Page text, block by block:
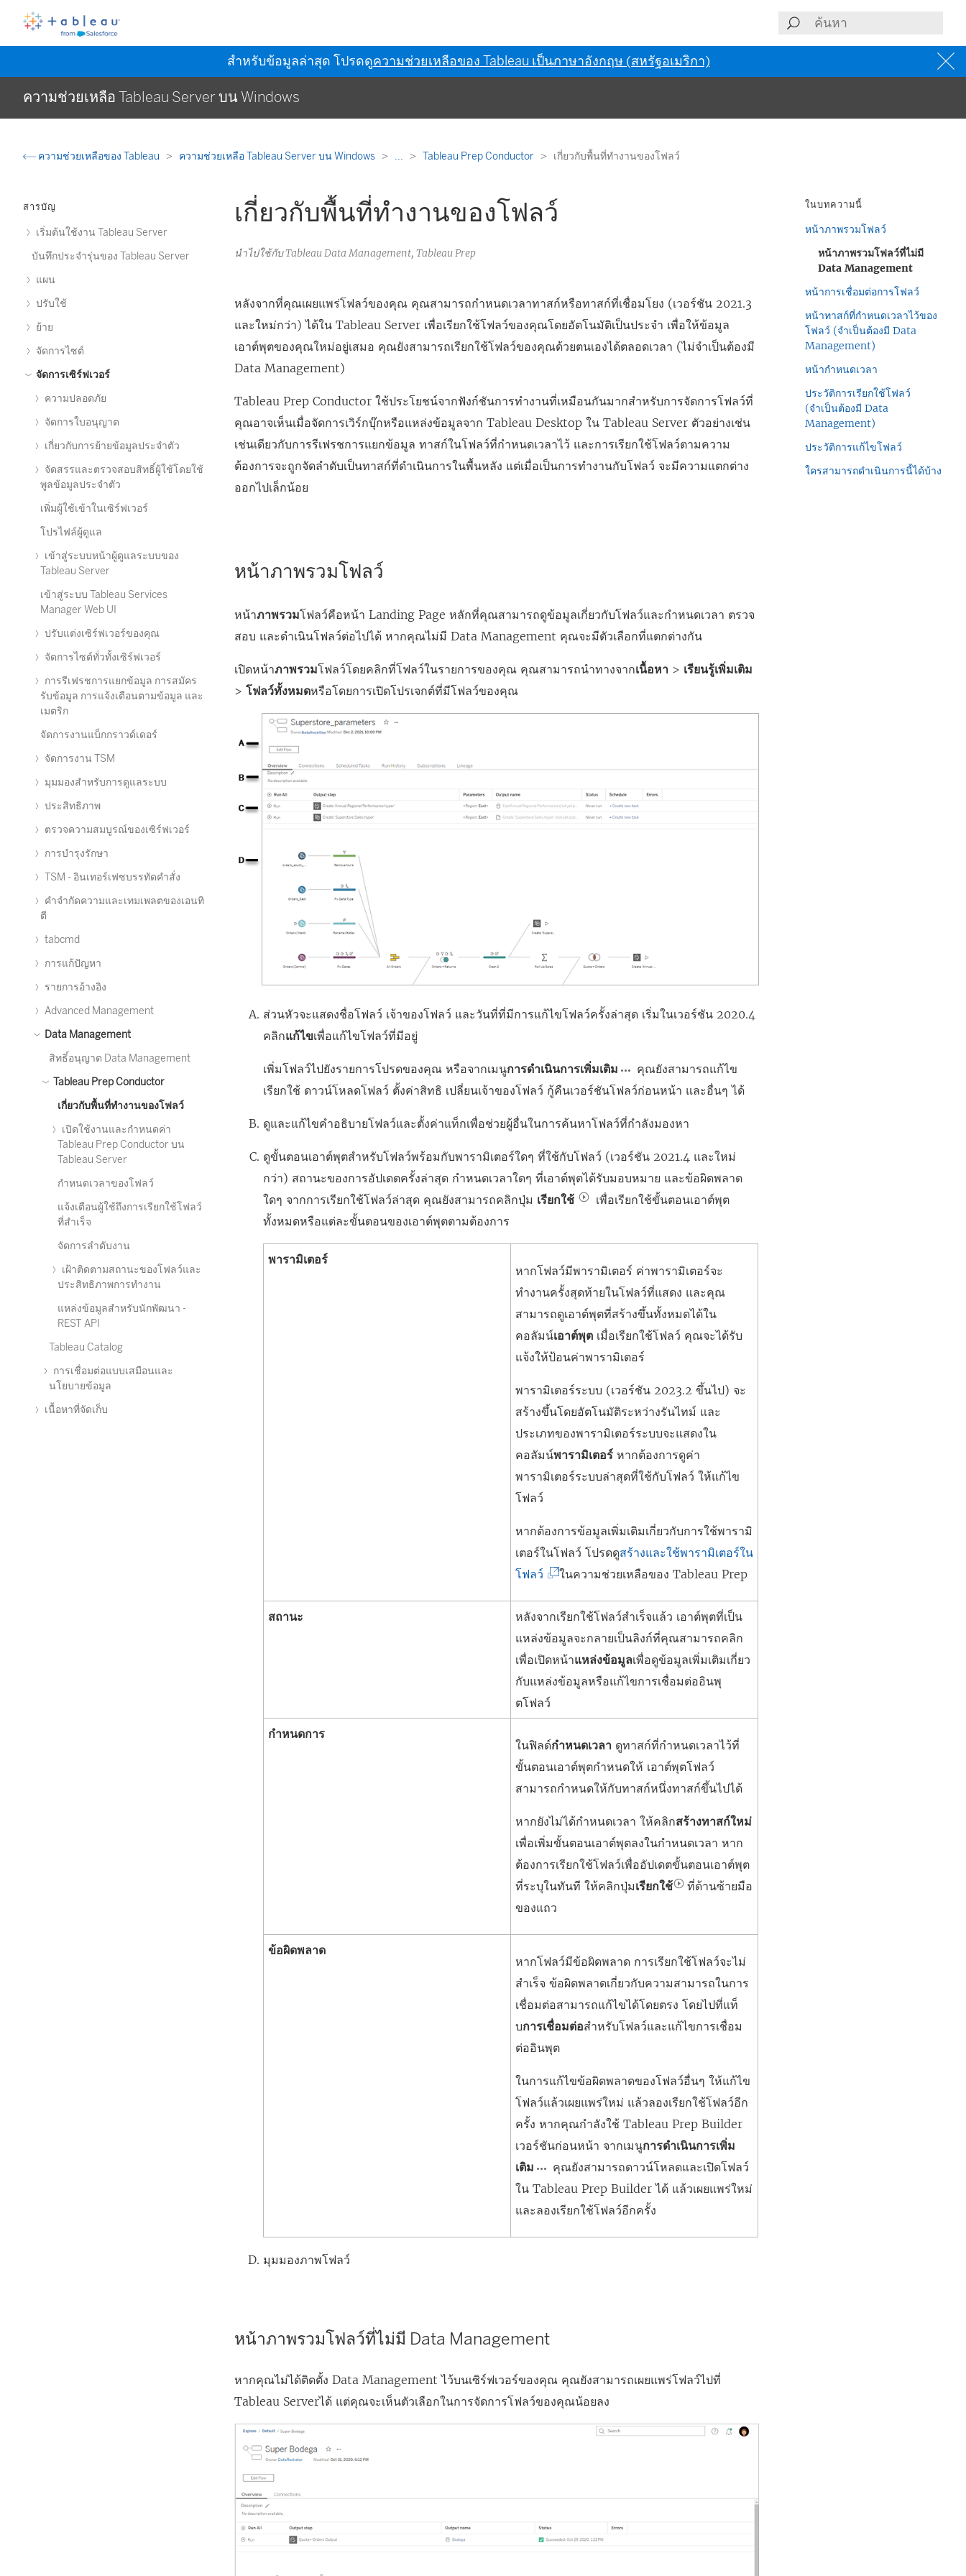
สำหรับข้อมูลล่าสุด โปรดดูความช่วยเหลือของ Tableau เป็นภาษาอังกฤษ (สหรัฐอเมริกา)
ความช่วยเหลือ Tableau Server บน Windows
ความช่วยเหลือของ Tableau ความช่วยเหลือ Tableau Server บน Windows ... Tableau Prep Conductor เกี่ยวกับพื้นที่ทำงานของโฟลว์
สารบัญ
เริ่มต้นใช้งาน Tableau Server
บันทึกประจำรุ่นของ Tableau Server
แผน
ปรับใช้
ย้าย
จัดการไซต์
จัดการเซิร์ฟเวอร์
ความปลอดภัย
จัดการใบอนุญาต
เกี่ยวกับการย้ายข้อมูลประจำตัว
จัดสรรและตรวจสอบสิทธิ์ผู้ใช้โดยใช้
พูลข้อมูลประจำตัว
เพิ่มผู้ใช้เข้าในเซิร์ฟเวอร์
โปรไฟล์ผู้ดูแล
เข้าสู่ระบบหน้าผู้ดูแลระบบของ
Tableau Server
เข้าสู่ระบบ Tableau Services
Manager Web UI
ปรับแต่งเซิร์ฟเวอร์ของคุณ
จัดการไซต์ทั่วทั้งเซิร์ฟเวอร์
การรีเฟรชการแยกข้อมูล การสมัคร
รับข้อมูล การแจ้งเตือนตามข้อมูล และ
เมตริก
จัดการงานแบ็กกราวด์เดอร์
จัดการงาน TSM
มุมมองสำหรับการดูแลระบบ
ประสิทธิภาพ
ตรวจความสมบูรณ์ของเซิร์ฟเวอร์
การบำรุงรักษา
TSM - อินเทอร์เฟซบรรทัดคำสั่ง
คำจำกัดความและเทมเพลตของเอนทิ
ตี
tabcmd
การแก้ปัญหา
รายการอ้างอิง
Advanced Management
Data Management
สิทธิ์อนุญาต Data Management
Tableau Prep Conductor
เกี่ยวกับพื้นที่ทำงานของโฟลว์
เปิดใช้งานและกำหนดค่า
Tableau Prep Conductor บน
Tableau Server
กำหนดเวลาของโฟลว์
แจ้งเตือนผู้ใช้ถึงการเรียกใช้โฟลว์
ที่สำเร็จ
จัดการลำดับงาน
เฝ้าติดตามสถานะของโฟลว์และ
ประสิทธิภาพการทำงาน
แหล่งข้อมูลสำหรับนักพัฒนา -
REST API
Tableau Catalog
การเชื่อมต่อแบบเสมือนและ
นโยบายข้อมูล
เนื้อหาที่จัดเก็บ
เกี่ยวกับพื้นที่ทำงานของโฟลว์
นำไปใช้กับ Tableau Data Management, Tableau Prep
หลังจากที่คุณเผยแพร่โฟลว์ของคุณ คุณสามารถกำหนดเวลาทาสก์หรือทาสก์ที่เชื่อมโยง (เวอร์ชัน 2021.3
และใหม่กว่า) ได้ในTableau Server เพื่อเรียกใช้โฟลว์ของคุณโดยอัตโนมัติเป็นประจำ เพื่อให้ข้อมูล
เอาต์พุตของคุณใหม่อยู่เสมอ คุณยังสามารถเรียกใช้โฟลว์ของคุณด้วยตนเองได้ตลอดเวลา (ไม่จำเป็นต้องมี
Data Management)
Tableau Prep Conductor ใช้ประโยชน์จากฟังก์ชันการทำงานที่เหมือนกันมากสำหรับการจัดการโฟลว์ที่
คุณอาจเห็นเมื่อจัดการเวิร์กบุ๊กหรือแหล่งข้อมูลจาก Tableau Desktop ในTableau Server ตัวอย่างเช่น
เช่นเดียวกับการรีเฟรชการแยกข้อมูล ทาสก์ในโฟลว์ที่กำหนดเวลาไว้ และการเรียกใช้โฟลว์ตามความ
ต้องการจะถูกจัดลำดับเป็นทาสก์ที่ดำเนินการในพื้นหลัง แต่เมื่อเป็นการทำงานกับโฟลว์ จะมีความแตกต่าง
ออกไปเล็กน้อย
หน้าภาพรวมโฟลว์
หน้าภาพรวมโฟลว์คือหน้า Landing Page หลักที่คุณสามารถดูข้อมูลเกี่ยวกับโฟลว์และกำหนดเวลา ตรวจ
สอบ และดำเนินโฟลว์ต่อไปได้ หากคุณไม่มีData Management คุณจะมีตัวเลือกที่แตกต่างกัน
เปิดหน้าภาพรวมโฟลว์โดยคลิกที่โฟลว์ในรายการของคุณ คุณสามารถนำทางจากเนื้อหา > เรียนรู้เพิ่มเติม
>โฟลว์ทั้งหมดหรือโดยการเปิดโปรเจกต์ที่มีโฟลว์ของคุณ
ส่วนหัวจะแสดงชื่อโฟลว์ เจ้าของโฟลว์ และวันที่ที่มีการแก้ไขโฟลว์ครั้งล่าสุด เริ่มในเวอร์ชัน 2020.4
คลิกแก้ไขเพื่อแก้ไขโฟลว์ที่มีอยู่
เพิ่มโฟลว์ไปยังรายการโปรดของคุณ หรือจากเมนูการดำเนินการเพิ่มเติม
คุณยังสามารถแก้ไข
เรียกใช้ ดาวน์โหลดโฟลว์ ตั้งค่าสิทธิ เปลี่ยนเจ้าของโฟลว์ กู้คืนเวอร์ชันโฟลว์ก่อนหน้า และอื่นๆ ได้
ดูและแก้ไขคำอธิบายโฟลว์และตั้งค่าแท็กเพื่อช่วยผู้อื่นในการค้นหาโฟลว์ที่กำลังมองหา
ดูขั้นตอนเอาต์พุตสำหรับโฟลว์พร้อมกับพารามิเตอร์ใดๆ ที่ใช้กับโฟลว์ (เวอร์ชัน 2021.4 และใหม่
กว่า) สถานะของการอัปเดตครั้งล่าสุด กำหนดเวลาใดๆ ที่เอาต์พุตได้รับมอบหมาย และข้อผิดพลาด
ใดๆ จากการเรียกใช้โฟลว์ล่าสุด คุณยังสามารถคลิกปุ่ม เรียกใช้
เพื่อเรียกใช้ขั้นตอนเอาต์พุต
ทั้งหมดหรือแต่ละขั้นตอนของเอาต์พุตตามต้องการ
พารามิเตอร์
หากโฟลว์มีพารามิเตอร์ ค่าพารามิเตอร์จะ
ทำงานครั้งสุดท้ายในโฟลว์ที่แสดง และคุณ
สามารถดูเอาต์พุตที่สร้างขึ้นทั้งหมดได้ใน
คอลัมน์เอาต์พุต เมื่อเรียกใช้โฟลว์ คุณจะได้รับ
แจ้งให้ป้อนค่าพารามิเตอร์
พารามิเตอร์ระบบ (เวอร์ชัน 2023.2 ขึ้นไป) จะ
สร้างขึ้นโดยอัตโนมัติระหว่างรันไทม์ และ
ประเภทของพารามิเตอร์ระบบจะแสดงใน
คอลัมน์พารามิเตอร์ หากต้องการดูค่า
พารามิเตอร์ระบบล่าสุดที่ใช้กับโฟลว์ ให้แก้ไข
โฟลว์
หากต้องการข้อมูลเพิ่มเติมเกี่ยวกับการใช้พารามิ
เตอร์ในโฟลว์ โปรดดูสร้างและใช้พารามิเตอร์ใน
โฟลว์(
ง
ก์
จ
ะ
เ
ด
ใ
น
น้
ใ
ห
ม่
)
ในความช่วยเหลือของ Tableau Prep
สถานะ
หลังจากเรียกใช้โฟลว์สำเร็จแล้ว เอาต์พุตที่เป็น
แหล่งข้อมูลจะกลายเป็นลิงก์ที่คุณสามารถคลิก
เพื่อเปิดหน้าแหล่งข้อมูลเพื่อดูข้อมูลเพิ่มเติมเกี่ยว
กับแหล่งข้อมูลหรือแก้ไขการเชื่อมต่ออินพุ
ตโฟลว์
กำหนดการ
ในฟิลด์กำหนดเวลา ดูทาสก์ที่กำหนดเวลาไว้ที่
ขั้นตอนเอาต์พุตกำหนดให้ เอาต์พุตโฟลว์
สามารถกำหนดให้กับทาสก์หนึ่งทาสก์ขึ้นไปได้
หากยังไม่ได้กำหนดเวลา ให้คลิกสร้างทาสก์ใหม่
เพื่อเพิ่มขั้นตอนเอาต์พุตลงในกำหนดเวลา หาก
ต้องการเรียกใช้โฟลว์เพื่ออัปเดตขั้นตอนเอาต์พุต
ที่ระบุในทันที ให้คลิกปุ่มเรียกใช้
ที่ด้านซ้ายมือ
ของแถว
ข้อผิดพลาด
หากโฟลว์มีข้อผิดพลาด การเรียกใช้โฟลว์จะไม่
สำเร็จ ข้อผิดพลาดเกี่ยวกับความสามารถในการ
เชื่อมต่อสามารถแก้ไขได้โดยตรง โดยไปที่แท็
บการเชื่อมต่อสำหรับโฟลว์และแก้ไขการเชื่อม
ต่ออินพุต
ในการแก้ไขข้อผิดพลาดของโฟลว์อื่นๆ ให้แก้ไข
โฟลว์แล้วเผยแพร่ใหม่ แล้วลองเรียกใช้โฟลว์อีก
ครั้ง หากคุณกำลังใช้ Tableau Prep Builder
เวอร์ชันก่อนหน้า จากเมนูการดำเนินการเพิ่ม
เติม
คุณยังสามารถดาวน์โหลดและเปิดโฟลว์
ใน Tableau Prep Builder ได้ แล้วเผยแพร่ใหม่
และลองเรียกใช้โฟลว์อีกครั้ง
มุมมองภาพโฟลว์
หน้าภาพรวมโฟลว์ที่ไม่มี Data Management
หากคุณไม่ได้ติดตั้ง Data Management ไว้บนเซิร์ฟเวอร์ของคุณ คุณยังสามารถเผยแพร่โฟลว์ไปที่
Tableau Serverได้ แต่คุณจะเห็นตัวเลือกในการจัดการโฟลว์ของคุณน้อยลง
ในบทความนี้
หน้าภาพรวมโฟลว์
หน้าภาพรวมโฟลว์ที่ไม่มี
Data Management
หน้าการเชื่อมต่อการโฟลว์
หน้าทาสก์ที่กำหนดเวลาไว้ของ
โฟลว์ (จำเป็นต้องมี Data
Management)
หน้ากำหนดเวลา
ประวัติการเรียกใช้โฟลว์
(จำเป็นต้องมี Data
Management)
ประวัติการแก้ไขโฟลว์
ใครสามารถดำเนินการนี้ได้บ้าง